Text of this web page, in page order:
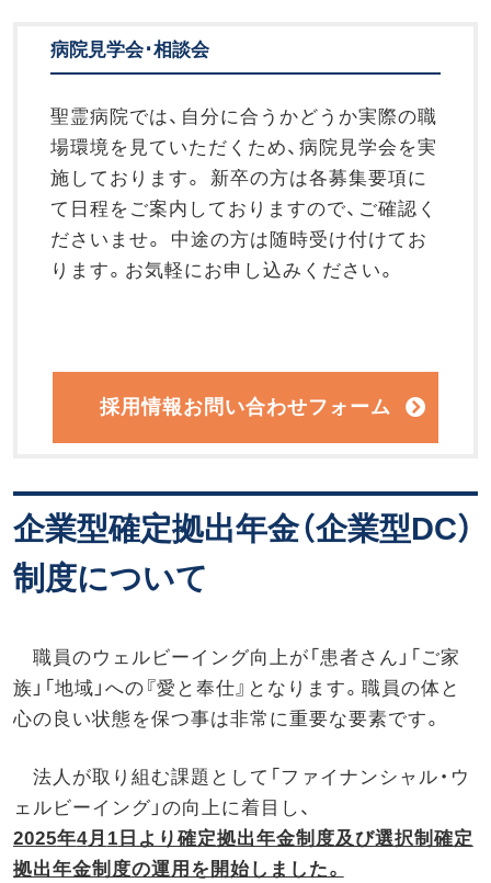
病院見学会･相談会
聖霊病院では、自分に合うかどうか実際の職
場環境を見ていただくため、病院見学会を実
施しております。 新卒の方は各募集要項に
て日程をご案内しておりますので、ご確認く
ださいませ。 中途の方は随時受け付けてお
ります。お気軽にお申し込みください。
採用情報お問い合わせフォーム
企業型確定拠出年金（企業型DC）
制度について
職員のウェルビーイング向上が「患者さん」「ご家
族」「地域」への『愛と奉仕』となります。職員の体と
心の良い状態を保つ事は非常に重要な要素です。
法人が取り組む課題として「ファイナンシャル・ウ
ェルビーイング」の向上に着目し、
2025年4月 1 日より確定拠出年金制度及び選択制確定
拠出年金制度の運用を開始しました。